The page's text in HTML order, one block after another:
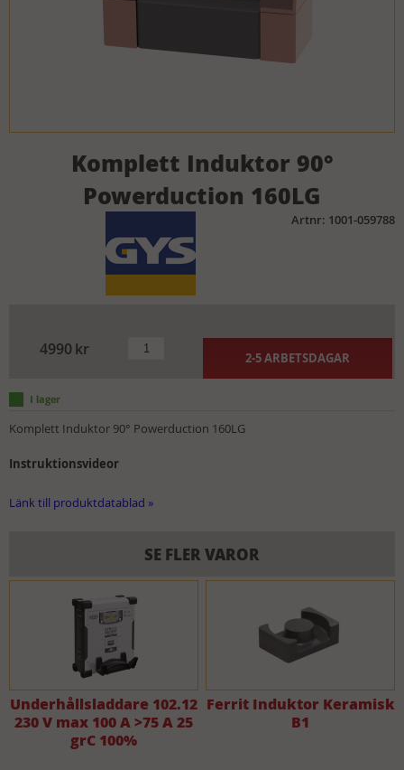
Komplett Induktor 90°
Powerduction 160LG
Artnr: 1001-059788
4990 kr 2-5 ARBETSDAGAR
Komplett Induktor 90° Powerduction 160LG
Instruktionsvideor
Länk till produktdatablad »
SE FLER VAROR
Underhållsladdare 102.12
230 V max 100 A >75 A 25
grC 100%
Ferrit Induktor Keramisk
B1